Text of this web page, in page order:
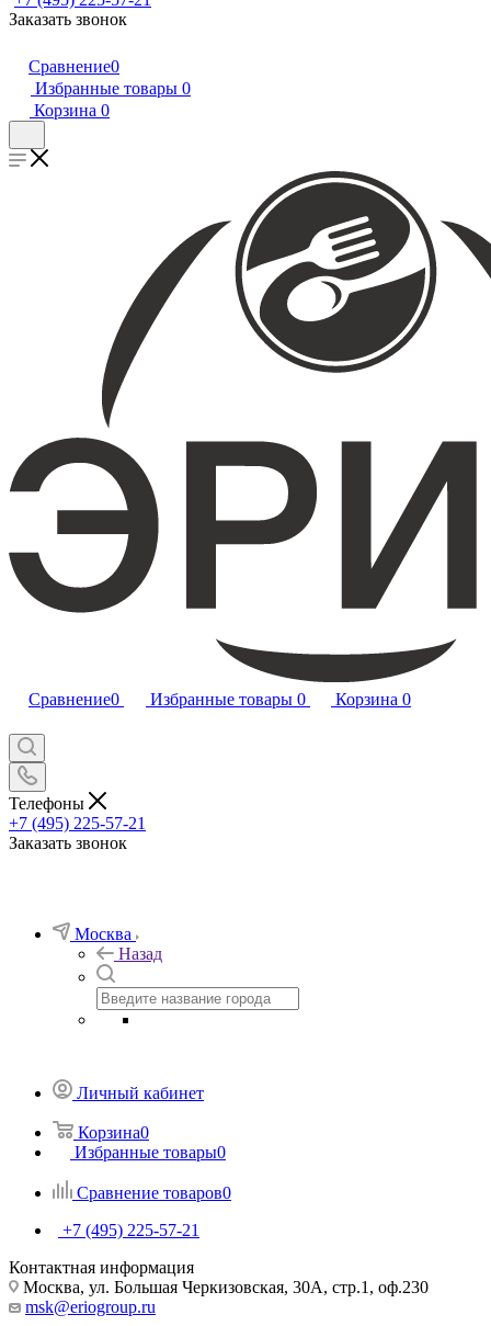
Заказать звонок
Сравнение0
Избранные товары 0
Корзина 0
Сравнение0 Избранные товары 0 Корзина 0
Телефоны
+7 (495) 225-57-21
Заказать звонок
Москва
Назад
Личный кабинет
Корзина0
Избранные товары0
Сравнение товаров0
+7 (495) 225-57-21
Контактная информация
Москва, ул. Большая Черкизовская, 30А, стр.1, оф.230
msk@eriogroup.ru